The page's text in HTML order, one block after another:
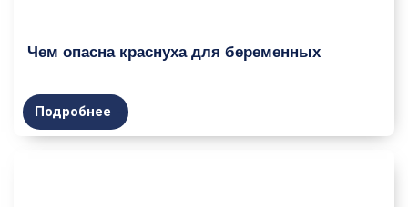
Чем опасна краснуха для беременных
Подробнее